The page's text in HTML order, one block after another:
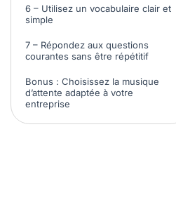
6 – Utilisez un vocabulaire clair et
simple
7 – Répondez aux questions
courantes sans être répétitif
Bonus : Choisissez la musique
d’attente adaptée à votre
entreprise